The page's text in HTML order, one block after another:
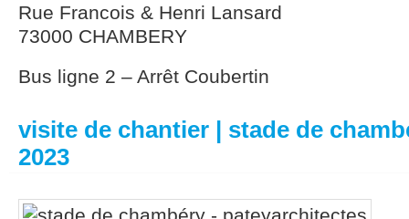
Rue Francois & Henri Lansard
73000 CHAMBERY
Bus ligne 2 – Arrêt Coubertin
visite de chantier | stade de
2023